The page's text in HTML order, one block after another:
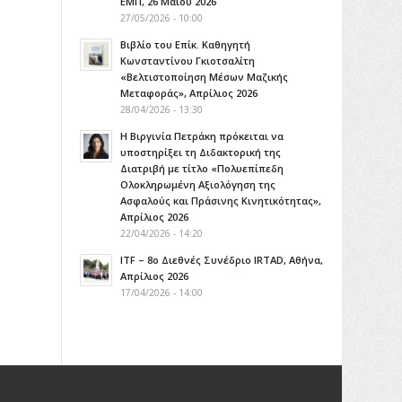
27/05/2026 - 10:00
Βιβλίο του Επίκ. Καθηγητή
Κωνσταντίνου Γκιοτσαλίτη
«Βελτιστοποίηση Μέσων Μαζικής
Μεταφοράς», Απρίλιος 2026
28/04/2026 - 13:30
Η Βιργινία Πετράκη πρόκειται να
υποστηρίξει τη Διδακτορική της
Διατριβή με τίτλο «Πολυεπίπεδη
Ολοκληρωμένη Αξιολόγηση της
Ασφαλούς και Πράσινης Κινητικότητας»,
Aπρίλιος 2026
22/04/2026 - 14:20
ITF – 8ο Διεθνές Συνέδριο IRTAD, Αθήνα,
Απρίλιος 2026
17/04/2026 - 14:00